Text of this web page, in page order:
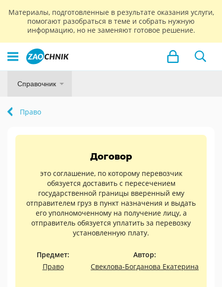
Материалы, подготовленные в результате оказания услуги,
помогают разобраться в теме и собрать нужную
информацию, но не заменяют готовое решение.
Справочник
Право
Договор
это соглашение, по которому перевозчик
обязуется доставить с пересечением
государственной границы вверенный ему
отправителем груз в пункт назначения и выдать
его уполномоченному на получение лицу, а
отправитель обязуется уплатить за перевозку
установленную плату.
Предмет:
Право
Автор:
Свеклова-Богданова Екатерина